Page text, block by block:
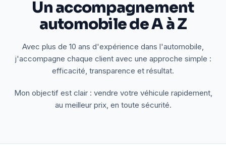
Un accompagnement
automobile de A à Z
Avec plus de 10 ans d'expérience dans l'automobile,
j'accompagne chaque client avec une approche simple :
efficacité, transparence et résultat.
Mon objectif est clair : vendre votre véhicule rapidement,
au meilleur prix, en toute sécurité.